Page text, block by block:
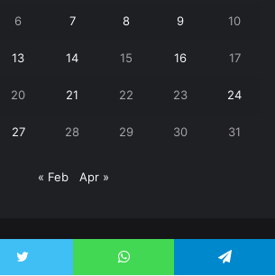
6 7 8 9 10
13 14 15 16 17
20 21 22 23 24
27 28 29 30 31
« Feb Apr »
All Rights Reserved | Janpaksh Times |